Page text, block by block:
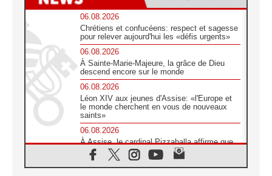
06.08.2026
Chrétiens et confucéens: respect et sagesse
pour relever aujourd'hui les «défis urgents»
06.08.2026
À Sainte-Marie-Majeure, la grâce de Dieu
descend encore sur le monde
06.08.2026
Léon XIV aux jeunes d'Assise: «l'Europe et
le monde cherchent en vous de nouveaux
saints»
06.08.2026
À Assise, le cardinal Pizzaballa affirme que
«les chrétiens veulent la paix»
06.08.2026